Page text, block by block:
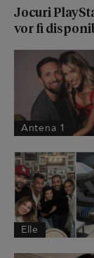
Jocuri
vor fi
Antena 1
Elle